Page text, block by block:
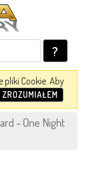
?
Cookie. Aby
ZROZUMIAŁEM
- One Night